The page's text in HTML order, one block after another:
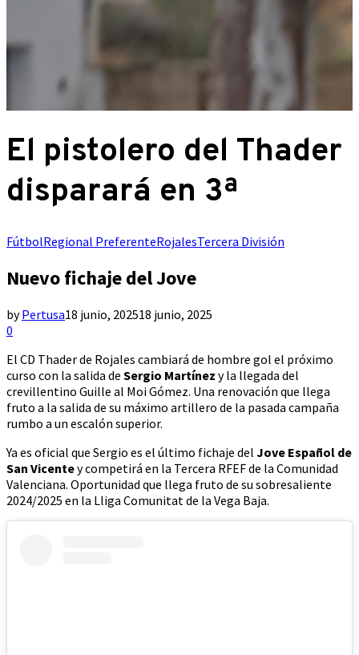
El pistolero del Thader
disparará en 3ª
FútbolRegional PreferenteRojalesTercera División
Nuevo fichaje del Jove
byPertusa18 junio, 202518 junio, 2025
0
El CD Thader de Rojales cambiará de hombre gol el próximo
curso con la salida de Sergio Martínez y la llegada del
crevillentino Guille al Moi Gómez. Una renovación que llega
fruto a la salida de su máximo artillero de la pasada campaña
rumbo a un escalón superior.
Ya es oficial que Sergio es el último fichaje del Jove Español de
San Vicentey competirá en la Tercera RFEF de la Comunidad
Valenciana. Oportunidad que llega fruto de su sobresaliente
2024/2025 en la Lliga Comunitat de la Vega Baja.